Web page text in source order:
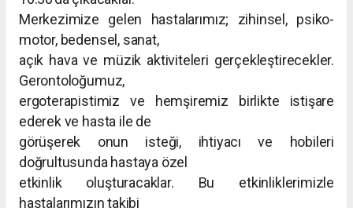
Merkezimize gelen hastalarımız; zihinsel, psiko-
motor, bedensel, sanat,
açık hava ve müzik aktiviteleri gerçekleştirecekler.
Gerontoloğumuz,
ergoterapistimiz ve hemşiremiz birlikte istişare
ederek ve hasta ile de
görüşerek onun isteği, ihtiyacı ve hobileri
doğrultusunda hastaya özel
etkinlik oluşturacaklar. Bu etkinliklerimizle
hastalarımızın takibi